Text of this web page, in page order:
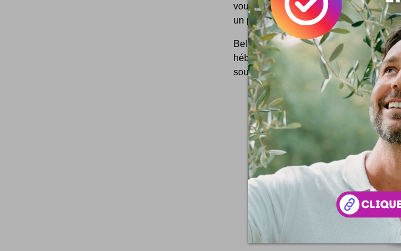
vous voudrez. Et par les temps qui
un projet plein d'empathie !
Belle trouvaille de la journée, après
hébergeur favori en vue du passage
sous cette nouvelle version du site, qui